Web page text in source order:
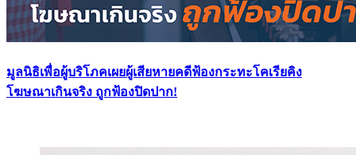
มูลนิธิเพื่อผู้บริโภคเผยผู้เสียหายคดีฟ้องกระทะโคเรียคิง
โฆษณาเกินจริง ถูกฟ้องปิดปาก!